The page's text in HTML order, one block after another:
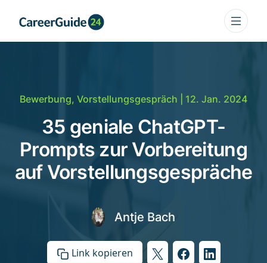
Bewerbung, Vorstellungsgespräch | 12. Jan. 2024
35 geniale ChatGPT-
Prompts zur Vorbereitung
auf Vorstellungsgespräche
Antje Bach
Link kopieren